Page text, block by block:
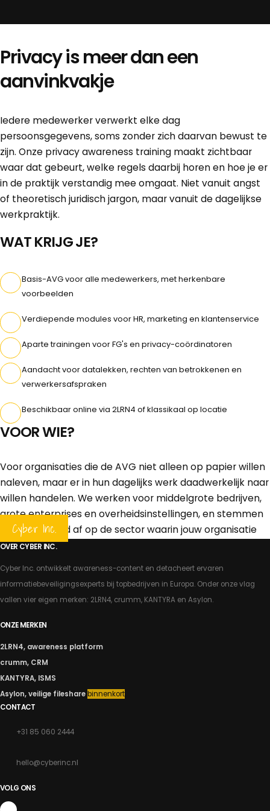
Privacy is meer dan een
aanvinkvakje
Iedere medewerker verwerkt elke dag
persoonsgegevens, soms zonder zich daarvan bewust te
zijn. Onze privacy awareness training maakt zichtbaar
waar dat gebeurt, welke regels daarbij horen en hoe je er
in de praktijk verstandig mee omgaat. Niet vanuit angst
of theoretisch juridisch jargon, maar vanuit de dagelijkse
werkpraktijk.
WAT KRIJG JE?
Basis-AVG voor alle medewerkers, met herkenbare
voorbeelden
Verdiepende modules voor HR, marketing en klantenservice
Aparte trainingen voor FG's en privacy-coördinatoren
Aandacht voor datalekken, rechten van betrokkenen en
verwerkersafspraken
Beschikbaar online via 2LRN4 of klassikaal op locatie
VOOR WIE?
Voor organisaties die de AVG niet alleen op papier willen
naleven, maar er in hun dagelijks werk daadwerkelijk naar
willen handelen. We werken voor middelgrote bedrijven,
grote enterprises en overheidsinstellingen, en stemmen
de inhoud altijd af op de sector waarin jouw organisatie
actief is.
PLAN EEN KENNISMAKING BEKIJK ONZE EXPERTS
Cyber Inc.
OVER CYBER INC.
Cyber Inc. ontwikkelt awareness-content en detacheert ervaren
informatiebeveiligingsexperts bij topbedrijven in Europa. Onder onze vlag
vallen vier eigen merken: 2LRN4, crumm, KANTYRA en Asylon.
ONZE MERKEN
2LRN4, awareness platform
crumm, CRM
KANTYRA, ISMS
Asylon, veilige filesharebinnenkort
CONTACT
+31 85 060 2444
hello@cyberinc.nl
VOLG ONS